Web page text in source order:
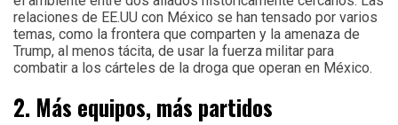
relaciones de EE.UU con México se han tensado por varios
temas, como la frontera que comparten y la amenaza de
Trump, al menos tácita, de usar la fuerza militar para
combatir a los cárteles de la droga que operan en México.
2. Más equipos, más partidos